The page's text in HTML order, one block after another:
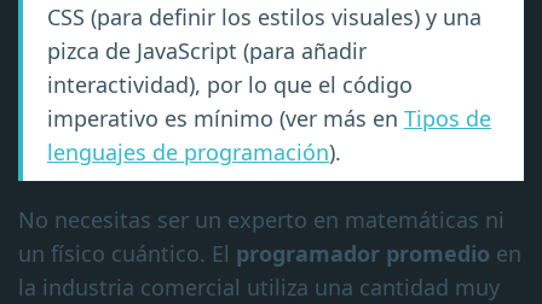
CSS (para definir los estilos visuales) y una
pizca de JavaScript (para añadir
interactividad), por lo que el código
imperativo es mínimo (ver más en Tipos de
lenguajes de programación).
No necesitas ser un experto en matemáticas ni
un físico cuántico. El programador promedio en
la industria comercial utiliza una cantidad muy